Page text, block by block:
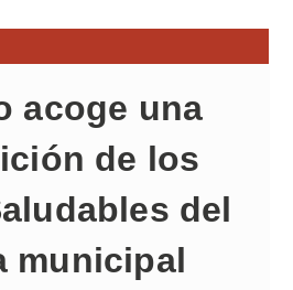
acoge una
de los
del
municipal